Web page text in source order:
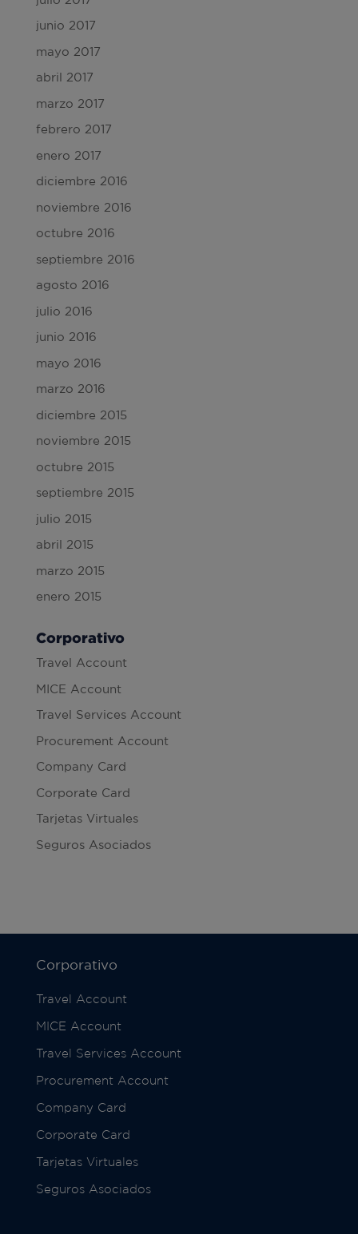
junio 2017
mayo 2017
abril 2017
marzo 2017
febrero 2017
enero 2017
diciembre 2016
noviembre 2016
octubre 2016
septiembre 2016
agosto 2016
julio 2016
junio 2016
mayo 2016
marzo 2016
diciembre 2015
noviembre 2015
octubre 2015
septiembre 2015
julio 2015
abril 2015
marzo 2015
enero 2015
Corporativo
Travel Account
MICE Account
Travel Services Account
Procurement Account
Company Card
Corporate Card
Tarjetas Virtuales
Seguros Asociados
Corporativo
Travel Account
MICE Account
Travel Services Account
Procurement Account
Company Card
Corporate Card
Tarjetas Virtuales
Seguros Asociados